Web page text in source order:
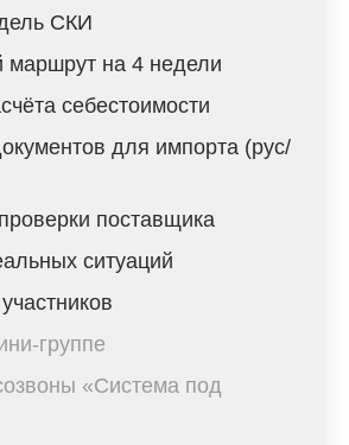
СКИ
на 4 недели
себестоимости
для импорта (рус/
поставщика
ситуаций
группе
«Система под